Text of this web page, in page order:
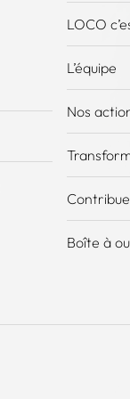
LOCO
L’équipe
Nos
Boîte à